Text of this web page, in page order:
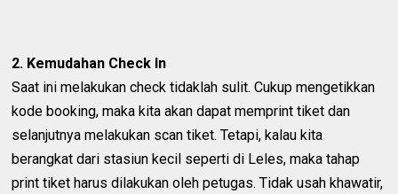
2. Kemudahan Check In
Saat ini melakukan check tidaklah sulit. Cukup mengetikkan
kode booking, maka kita akan dapat memprint tiket dan
selanjutnya melakukan scan tiket. Tetapi, kalau kita
berangkat dari stasiun kecil seperti di Leles, maka tahap
print tiket harus dilakukan oleh petugas. Tidak usah khawatir,